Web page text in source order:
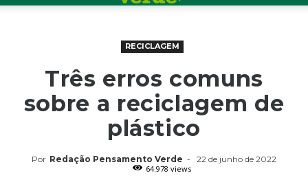
RECICLAGEM
Três erros comuns
sobre a reciclagem de
plástico
Por Redação Pensamento Verde -
22 de junho de 2022
64.978 views